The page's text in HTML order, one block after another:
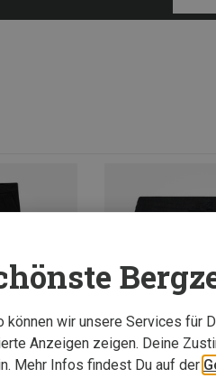
können wir unsere Services für
Anzeigen zeigen. Deine
Mehr Infos findest Du auf der